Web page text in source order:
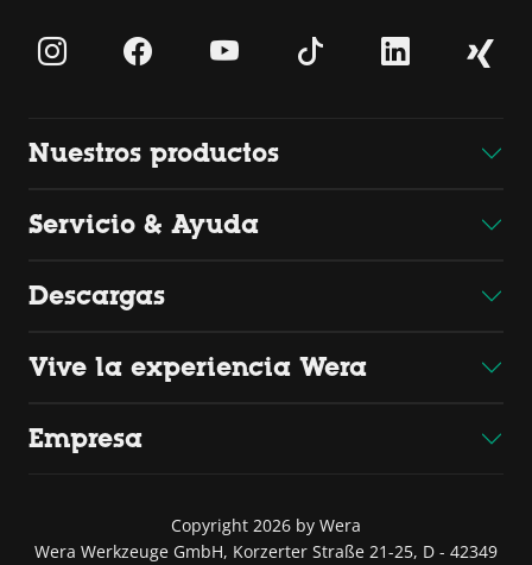
Nuestros productos
Servicio & Ayuda
Descargas
Vive la experiencia Wera
Empresa
Copyright 2026 by Wera
Wera Werkzeuge GmbH, Korzerter Straße 21-25, D - 42349